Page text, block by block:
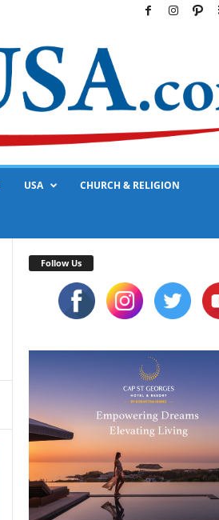
USA CHURCH & RELIGION
Follow Us